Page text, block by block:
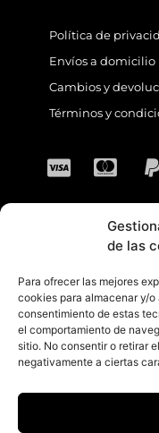
de las
Para ofrecer las mejores
cookies para almacenar y/
consentimiento de estas
el comportamiento de
sitio. No consentir o retirar
negativamente a ciertas
Política de
Envíos a domicilio
Cambios y
Términos y
CONTACTO
Dirección: C.
41701 Dos
Teléfono +34